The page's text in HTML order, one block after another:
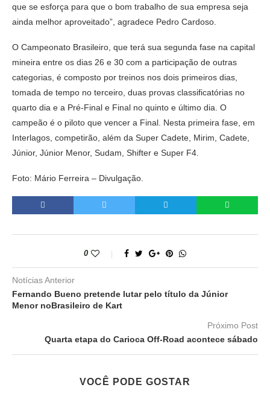
que se esforça para que o bom trabalho de sua empresa seja
ainda melhor aproveitado”, agradece Pedro Cardoso.
O Campeonato Brasileiro, que terá sua segunda fase na capital
mineira entre os dias 26 e 30 com a participação de outras
categorias, é composto por treinos nos dois primeiros dias,
tomada de tempo no terceiro, duas provas classificatórias no
quarto dia e a Pré-Final e Final no quinto e último dia. O
campeão é o piloto que vencer a Final. Nesta primeira fase, em
Interlagos, competirão, além da Super Cadete, Mirim, Cadete,
Júnior, Júnior Menor, Sudam, Shifter e Super F4.
Foto: Mário Ferreira – Divulgação.
0
Notícias Anterior
Fernando Bueno pretende lutar pelo título da Júnior
Menor noBrasileiro de Kart
Próximo Post
Quarta etapa do Carioca Off-Road acontece sábado
VOCÊ PODE GOSTAR